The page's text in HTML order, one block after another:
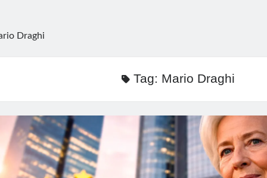
Draghi
Tag: Mario Draghi